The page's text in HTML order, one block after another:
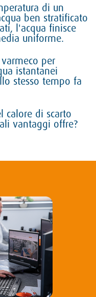
di un
ben stratificato
l'acqua finisce
uniforme.
per
istantanei
stesso tempo fa
calore di scarto
vantaggi offre?